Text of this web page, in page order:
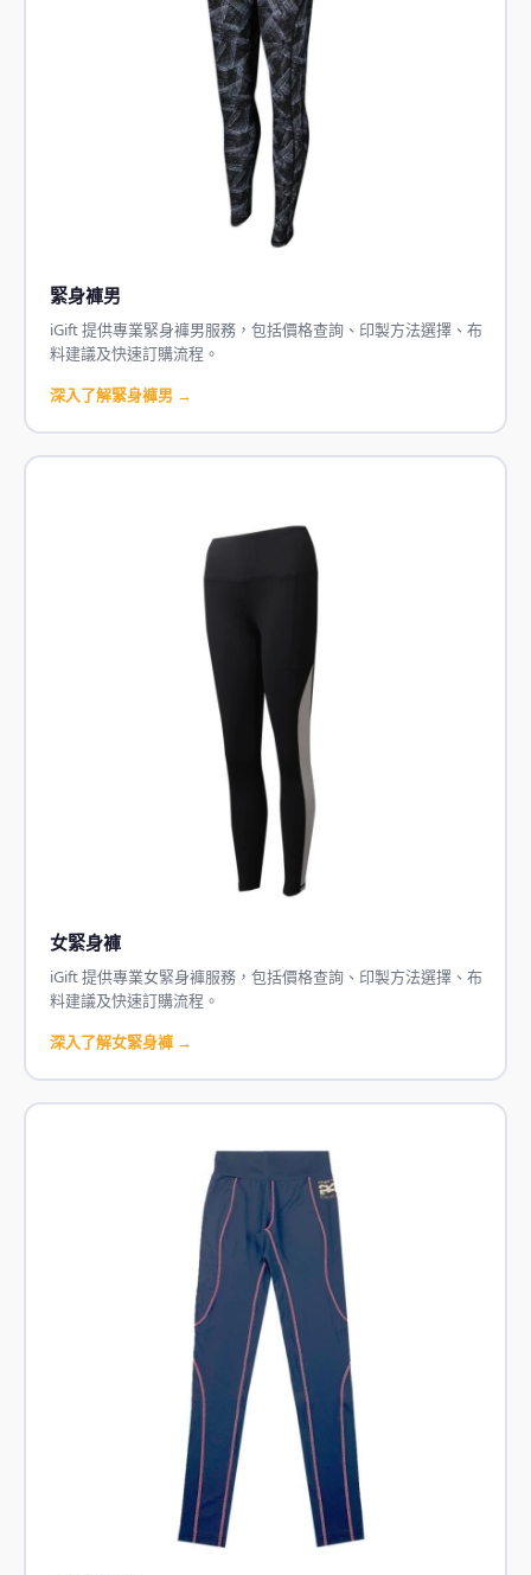
緊身褲男
iGift 提供專業緊身褲男服務，包括價格查詢、印製方法選擇、布
料建議及快速訂購流程。
深入了解緊身褲男 →
女緊身褲
iGift 提供專業女緊身褲服務，包括價格查詢、印製方法選擇、布
料建議及快速訂購流程。
深入了解女緊身褲 →